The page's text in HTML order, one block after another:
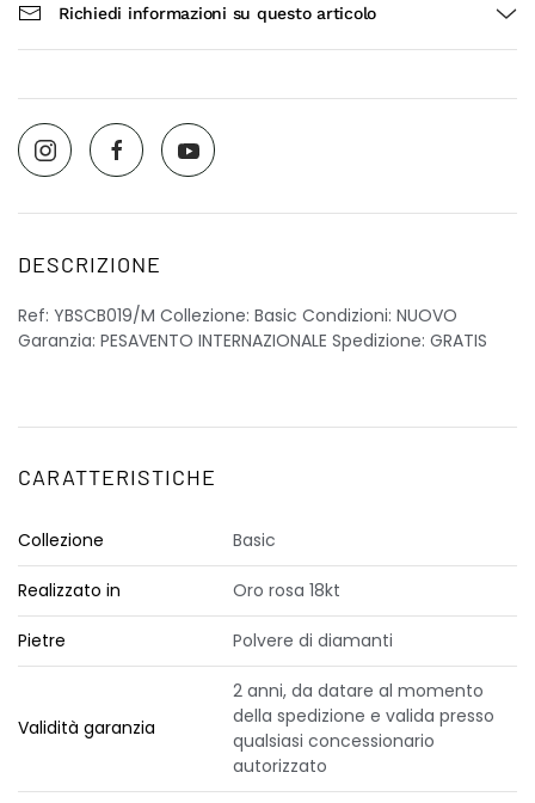
Richiedi informazioni su questo articolo
DESCRIZIONE
Ref: YBSCB019/M Collezione: Basic Condizioni: NUOVO
Garanzia: PESAVENTO INTERNAZIONALE Spedizione: GRATIS
CARATTERISTICHE
Collezione Basic
Realizzato in Oro rosa 18kt
Pietre Polvere di diamanti
Validità garanzia
2 anni, da datare al momento
della spedizione e valida presso
qualsiasi concessionario
autorizzato